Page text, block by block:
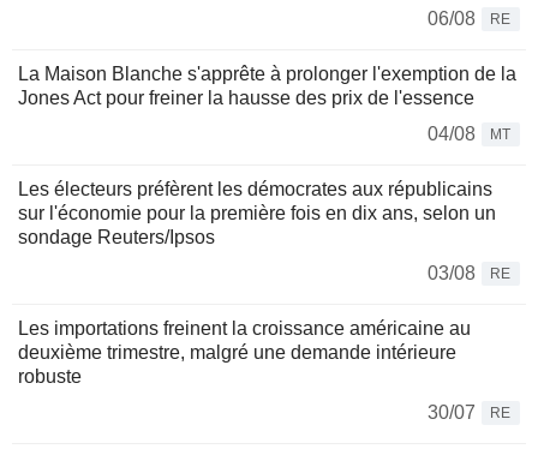
06/08 RE
La Maison Blanche s'apprête à prolonger l'exemption de la
Jones Act pour freiner la hausse des prix de l'essence
04/08
MT
Les électeurs préfèrent les démocrates aux républicains
sur l'économie pour la première fois en dix ans, selon un
sondage Reuters/Ipsos
03/08
RE
Les importations freinent la croissance américaine au
deuxième trimestre, malgré une demande intérieure
robuste
30/07
RE